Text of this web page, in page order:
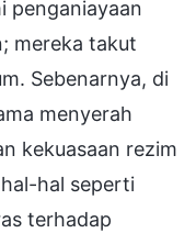
penganiayaan
mereka takut
Sebenarnya, di
menyerah
kekuasaan rezim
hal seperti
terhadap